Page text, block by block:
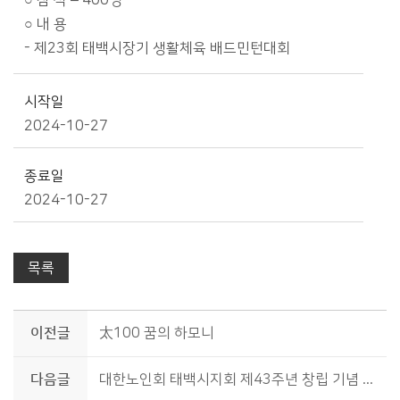
○ 내 용
- 제23회 태백시장기 생활체육 배드민턴대회
시작일
2024-10-27
종료일
2024-10-27
목록
이전글 太100 꿈의 하모니
다음글 대한노인회 태백시지회 제43주년 창립 기념 행사